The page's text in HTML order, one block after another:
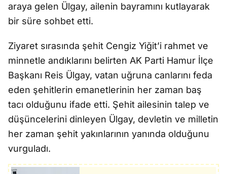
araya gelen Ülgay, ailenin bayramını kutlayarak
bir süre sohbet etti.
Ziyaret sırasında şehit Cengiz Yiğit’i rahmet ve
minnetle andıklarını belirten AK Parti Hamur İlçe
Başkanı Reis Ülgay, vatan uğruna canlarını feda
eden şehitlerin emanetlerinin her zaman baş
tacı olduğunu ifade etti. Şehit ailesinin talep ve
düşüncelerini dinleyen Ülgay, devletin ve milletin
her zaman şehit yakınlarının yanında olduğunu
vurguladı.